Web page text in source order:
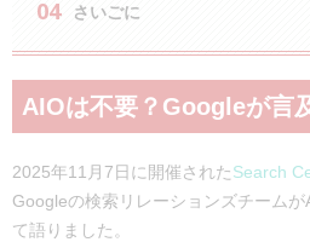
さいごに
AIOは不要？Googleが言
2025年11月7日に開催されたSearch
Googleの検索リレーションズチーム
て語りました。